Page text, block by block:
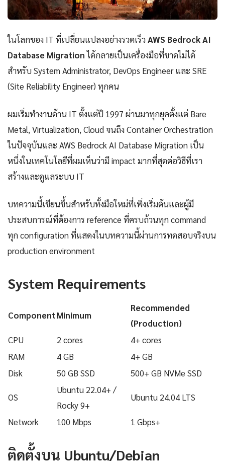
ในโลกของ IT ที่เปลี่ยนแปลงอย่างรวดเร็วAWS Bedrock AI
Database Migrationได้กลายเป็นเครื่องมือที่ขาดไม่ได้
สำหรับ System Administrator, DevOps Engineer และ SRE
(Site Reliability Engineer) ทุกคน
ผมเริ่มทำงานด้าน IT ตั้งแต่ปี 1997 ผ่านมาทุกยุคตั้งแต่ Bare
Metal, Virtualization, Cloud จนถึง Container Orchestration
ในปัจจุบันและ AWS Bedrock AI Database Migration เป็น
หนึ่งในเทคโนโลยีที่ผมเห็นว่ามี impact มากที่สุดต่อวิธีที่เรา
สร้างและดูแลระบบ IT
บทความนี้เขียนขึ้นสำหรับทั้งมือใหม่ที่เพิ่งเริ่มต้นและผู้มี
ประสบการณ์ที่ต้องการ reference ที่ครบถ้วนทุก command
ทุก configuration ที่แสดงในบทความนี้ผ่านการทดสอบจริงบน
production environment
System Requirements
ComponentMinimum
Recommended
(Production)
CPU
2 cores
4+ cores
RAM
4 GB
4+ GB
Disk
50 GB SSD 500+ GB NVMe SSD
OS
Ubuntu 22.04+ /
Rocky 9+
Ubuntu 24.04 LTS
Network 100 Mbps 1 Gbps+
ติดตั้งบน Ubuntu/Debian